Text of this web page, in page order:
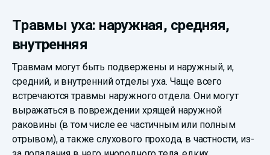
Травмы уха: наружная, средняя,
внутренняя
Травмам могут быть подвержены и наружный, и,
средний, и внутренний отделы уха. Чаще всего
встречаются травмы наружного отдела. Они могут
выражаться в повреждении хрящей наружной
раковины (в том числе ее частичным или полным
отрывом), а также слухового прохода, в частности, из-